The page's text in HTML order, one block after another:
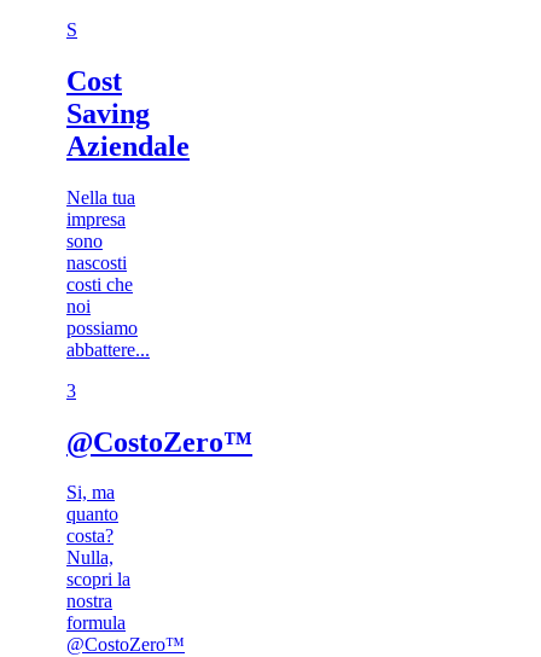
S
Cost
Saving
Aziendale
Nella tua
impresa
sono
nascosti
costi che
noi
possiamo
abbattere...
3​
@CostoZero™
Si, ma
quanto
costa?
Nulla,
scopri la
nostra
formula
@CostoZero™